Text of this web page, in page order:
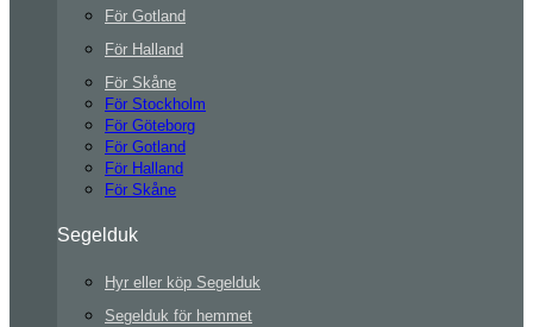
För Gotland
För Halland
För Skåne
För Stockholm
För Göteborg
För Gotland
För Halland
För Skåne
Segelduk
Hyr eller köp Segelduk
Segelduk för hemmet